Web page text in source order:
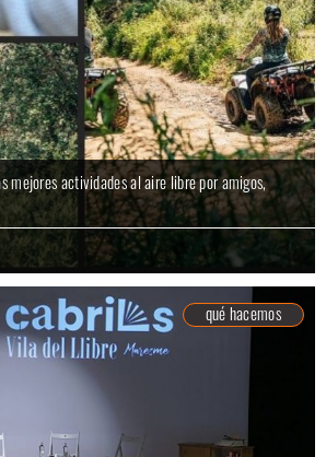
mejores actividades al aire libre por amigos,
qué hacemos